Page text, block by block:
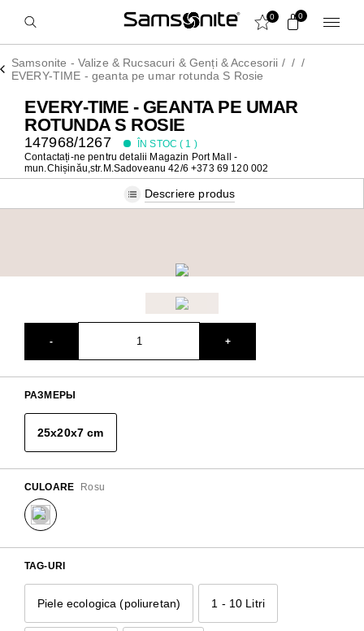
0 0
Samsonite - Valize & Rucsacuri & Genți & Accesorii / / /
EVERY-TIME - geanta pe umar rotunda S Rosie
EVERY-TIME - GEANTA PE UMAR
ROTUNDA S ROSIE
147968/1267 ÎN STOC ( 1 )
Contactați-ne pentru detalii Magazin Port Mall -
mun.Chișinău,str.M.Sadoveanu 42/6 +373 69 120 002
Descriere produs
- +
РАЗМЕРЫ
25x20x7 cm
CULOARE Rosu
TAG-URI
Piele ecologica (poliuretan) 1 - 10 Litri